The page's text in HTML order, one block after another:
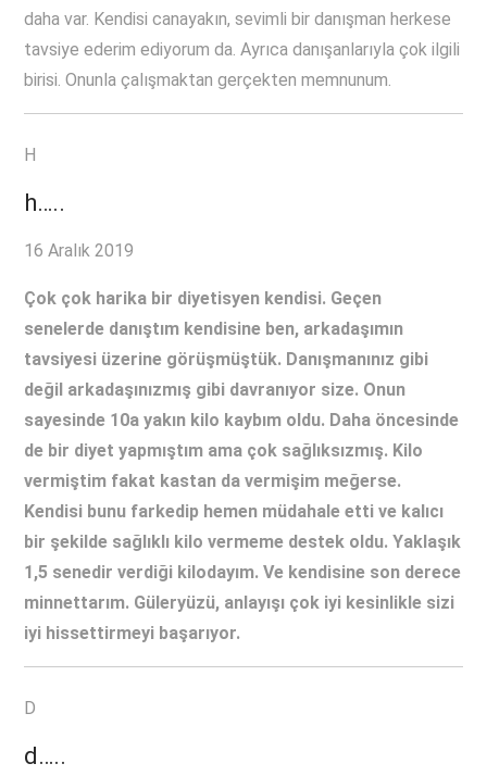
daha var. Kendisi canayakın, sevimli bir danışman herkese
tavsiye ederim ediyorum da. Ayrıca danışanlarıyla çok ilgili
birisi. Onunla çalışmaktan gerçekten memnunum.
H
h…..
16 Aralık 2019
Çok çok harika bir diyetisyen kendisi. Geçen
senelerde danıştım kendisine ben, arkadaşımın
tavsiyesi üzerine görüşmüştük. Danışmanınız gibi
değil arkadaşınızmış gibi davranıyor size. Onun
sayesinde 10a yakın kilo kaybım oldu. Daha öncesinde
de bir diyet yapmıştım ama çok sağlıksızmış. Kilo
vermiştim fakat kastan da vermişim meğerse.
Kendisi bunu farkedip hemen müdahale etti ve kalıcı
bir şekilde sağlıklı kilo vermeme destek oldu. Yaklaşık
1,5 senedir verdiği kilodayım. Ve kendisine son derece
minnettarım. Güleryüzü, anlayışı çok iyi kesinlikle sizi
iyi hissettirmeyi başarıyor.
D
d…..